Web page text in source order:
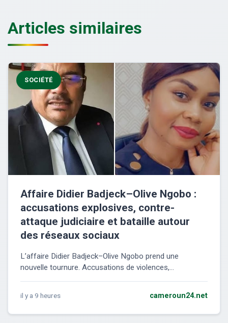
Articles similaires
SOCIÉTÉ
Affaire Didier Badjeck–Olive Ngobo :
accusations explosives, contre-
attaque judiciaire et bataille autour
des réseaux sociaux
L’affaire Didier Badjeck–Olive Ngobo prend une
nouvelle tournure. Accusations de violences,...
il y a 9 heures cameroun24.net